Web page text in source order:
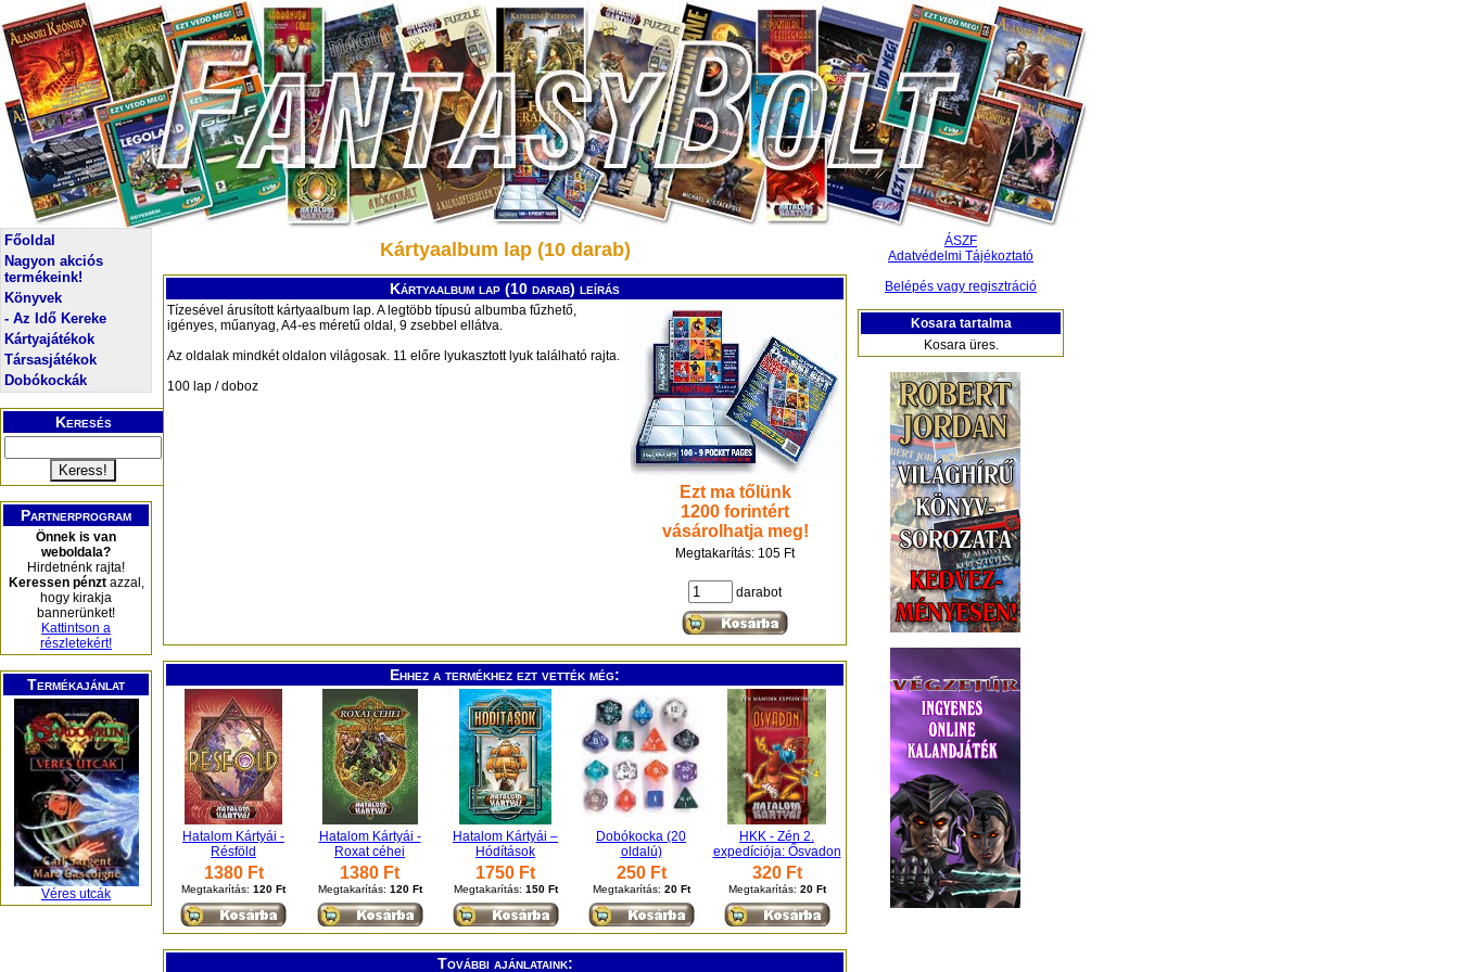
Főoldal
Nagyon akciós
termékeink!
Könyvek
- Az Idő Kereke
Kártyajátékok
Társasjátékok
Dobókockák
Keresés
Partnerprogram
Önnek is van
weboldala?
Hirdetnénk rajta!
Keressen pénztazzal,
hogy kirakja
bannerünket!
Kattintson a
részletekért!
Termékajánlat
Véres utcák
Kártyaalbum lap (10 darab)
Kártyaalbum lap (10 darab) leírás
Ezt ma tőlünk
1200 forintért
vásárolhatja meg!
Megtakarítás: 105 Ft
darabot
Tízesével árusított kártyaalbum lap. A legtöbb típusú albumba fűzhető,
igényes, műanyag, A4-es méretű oldal, 9 zsebbel ellátva.
Az oldalak mindkét oldalon világosak. 11 előre lyukasztott lyuk található rajta.
100 lap / doboz
Ehhez a termékhez ezt vették még:
Hatalom Kártyái -
Résföld
Hatalom Kártyái -
Roxat céhei
Hatalom Kártyái –
Hódítások
Dobókocka (20
oldalú)
HKK - Zén 2.
expedíciója: Ősvadon
1380 Ft
Megtakarítás: 120 Ft
1380 Ft
Megtakarítás: 120 Ft
1750 Ft
Megtakarítás: 150 Ft
250 Ft
Megtakarítás: 20 Ft
320 Ft
Megtakarítás: 20 Ft
További ajánlataink:
ÁSZF
Adatvédelmi Tájékoztató
Belépés vagy regisztráció
Kosara tartalma
Kosara üres.